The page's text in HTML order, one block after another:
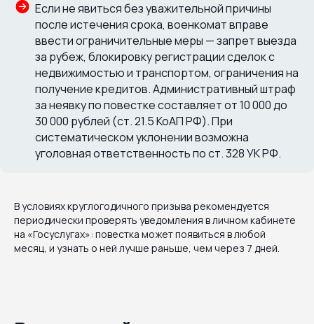
Если не явиться без уважительной причины
после истечения срока, военкомат вправе
ввести ограничительные меры — запрет выезда
за рубеж, блокировку регистрации сделок с
недвижимостью и транспортом, ограничения на
получение кредитов. Административный штраф
за неявку по повестке составляет от 10 000 до
30 000 рублей (ст. 21.5 КоАП РФ). При
систематическом уклонении возможна
уголовная ответственность по ст. 328 УК РФ.
В условиях круглогодичного призыва рекомендуется
периодически проверять уведомления в личном кабинете
на «Госуслугах»: повестка может появиться в любой
месяц, и узнать о ней лучше раньше, чем через 7 дней.